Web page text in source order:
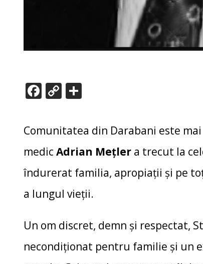
F
e
b
o
o
k
C
p
y
Li
n
k
ta
je
az
ă
Comunitatea din Darabani este
medicAdrian Mețler a trecut la
îndurerat familia, apropiații și pe
a lungul vieții.
Un om discret, demn și respectat,
necondiționat pentru familie și un